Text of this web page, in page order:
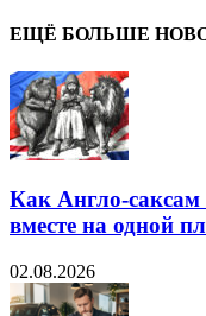
ЕЩЁ БОЛЬШЕ
Как Англо-
вместе на одной
02.08.2026